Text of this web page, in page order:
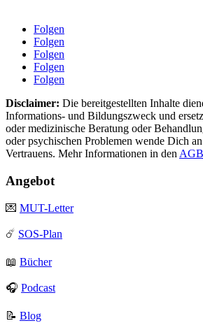
Folgen
Folgen
Folgen
Folgen
Folgen
Disclaimer: Die bereitgestellten Inhalte
Informations- und Bildungszweck und
oder medizinische Beratung oder
oder psychischen Problemen wende Dich
Vertrauens. Mehr Informationen in den AGB
Angebot
💌 MUT-Letter
☄️ SOS-Plan
📖 Bücher
🎧 Podcast
📝 Blog